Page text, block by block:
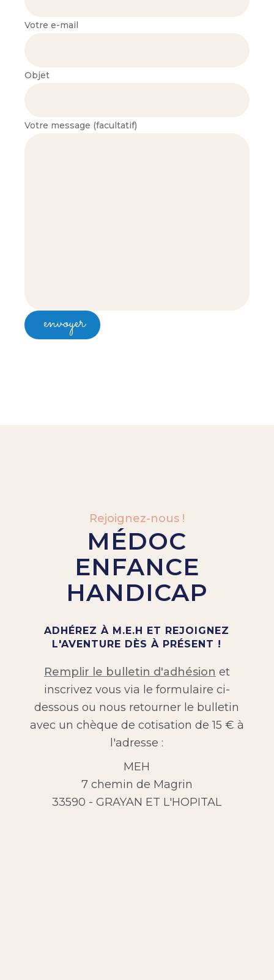
Votre e-mail
Objet
Votre message (facultatif)
Rejoignez-nous !
MÉDOC
ENFANCE
HANDICAP
ADHÉREZ À M.E.H ET REJOIGNEZ
L'AVENTURE DÈS À PRÉSENT !
Remplir le bulletin d'adhésion et
inscrivez vous via le formulaire ci-
dessous ou nous retourner le bulletin
avec un chèque de cotisation de 15 € à
l'adresse :
MEH
7 chemin de Magrin
33590 - GRAYAN ET L'HOPITAL